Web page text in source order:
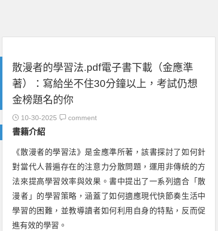
散漫者的學習法.pdf電子書下載（金應準
著）：寫給坐不住30分鐘以上，考試仍想
金榜題名的你
10-30-2025 comment
書籍介紹
《散漫者的學習法》是金應準所著，該書探討了如何針
對當代人普遍存在的注意力分散問題，運用非傳統的方
法來提高學習效率與效果。書中提出了一系列適合「散
漫者」的學習策略，涵蓋了如何適應現代快節奏生活中
學習的困難，並教導讀者如何利用自身的特點，反而促
進有效的學習。